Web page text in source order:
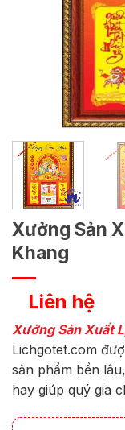
Xưởng Sản
Khang
Liên hệ
Xưởng Sản Xuất
Lichgotet.com
sản phẩm bền
hay giúp quý gia